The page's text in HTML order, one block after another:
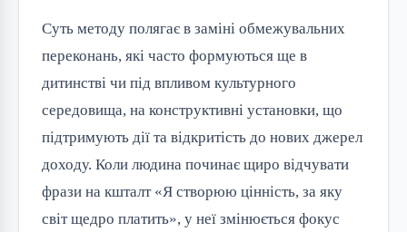
Суть методу полягає в заміні обмежувальних
переконань, які часто формуються ще в
дитинстві чи під впливом культурного
середовища, на конструктивні установки, що
підтримують дії та відкритість до нових джерел
доходу. Коли людина починає щиро відчувати
фрази на кшталт «Я створюю цінність, за яку
світ щедро платить», у неї змінюється фокус